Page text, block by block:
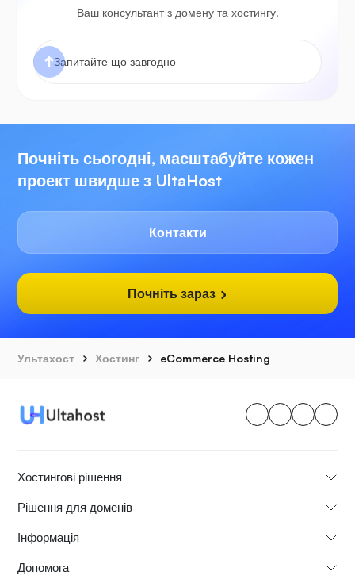
Ваш консультант з домену та хостингу.
Почніть сьогодні, масштабуйте кожен
проект швидше з UltaHost
Контакти
Почніть зараз
Ультахост Хостинг eCommerce Hosting
Хостингові рішення
Рішення для доменів
Інформація
Допомога